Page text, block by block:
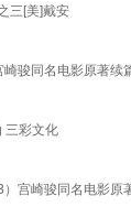
三[美]戴安
骏同名电影原著续
三彩文化
）宫崎骏同名电影